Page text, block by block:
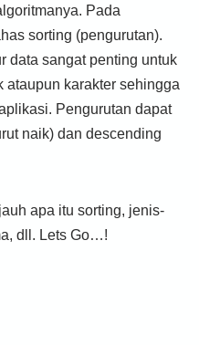
Pada
sorting (pengurutan).
data sangat penting untuk
ataupun karakter sehingga
Pengurutan dapat
naik) dan descending
apa itu sorting, jenis-
dll. Lets Go…!